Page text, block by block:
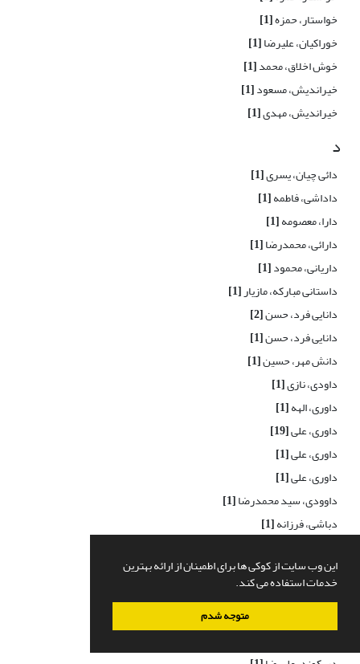
این وب سایت از کوکی ها برای اطمینان از ارائه بهترین
خدمات استفاده می کند.
متوجه شدم
خواستار، حمزه[1]
خوراکیان، علیرضا[1]
خوش اخلاق، محمد[1]
خیراندیش، مسعود[1]
خیراندیش، مهدی[1]
د
دائی چیان، یسری[1]
داداشی، فاطمه[1]
دارا، معصومه[1]
دارائی، محمدرضا[1]
داریانی، محمود[1]
داستانی مبارکه، مازیار[1]
دانایی فرد، حسن[2]
دانایی فرد، حسن[1]
دانش مهر، حسین[1]
داودی، نازی[1]
داوری، الهه[1]
داوری، علی[19]
داوری، علی[1]
داوری، علی[1]
داوودی، سید محمدرضا[1]
دباشی، فرزانه[1]
درجاتی، سمیه[1]